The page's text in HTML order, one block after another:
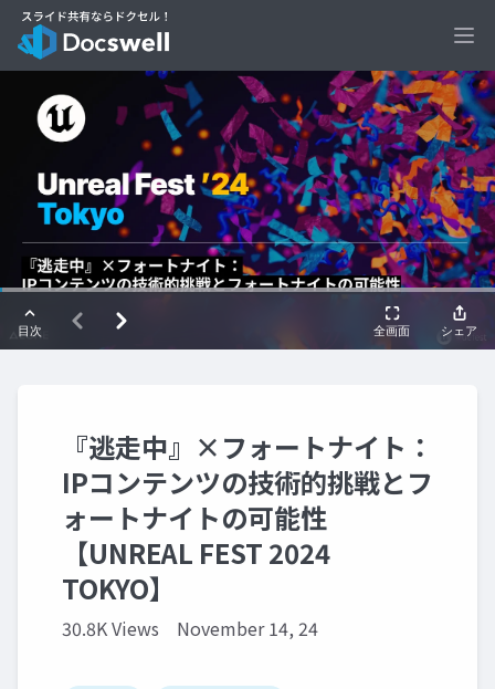
『逃走中』×フォートナイト：
IPコンテンツの技術的挑戦とフ
ォートナイトの可能性
【UNREAL FEST 2024
TOKYO】
30.8K Views November 14, 24